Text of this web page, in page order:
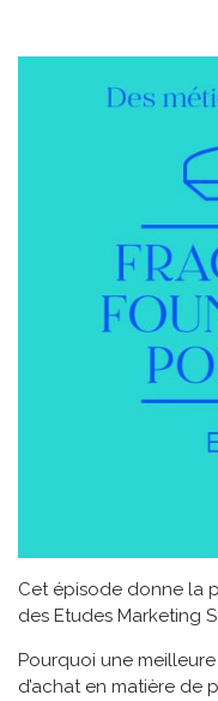
Cet épisode donne la
des Etudes Marketing
Pourquoi une
d’achat en matière de